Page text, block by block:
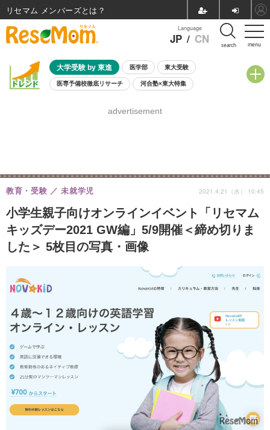
menu
Language
JP / CN search
大学受験 by 東進 医学部 東大受験
医専予備校徹底リサーチ 河合塾×東大特集
8月開催学校説明会・相談会
advertisement
小学生親子向けオンラインイベント「リセマム
キッズデー2021 GW編」5/9開催＜締め切りま
した＞ 5枚目の写真・画像
教育・受験 未就学児 2021.4.21（水） 10:45
リセマム メンバーズ